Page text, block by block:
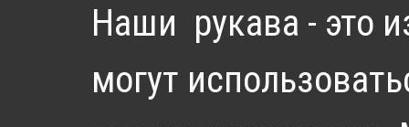
Наши рукава - это
могут